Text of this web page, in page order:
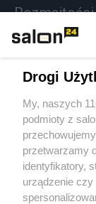
Rozmaitości
Sport
Kultura
Drogi
My, naszych
podmioty z
przetwarzamy
identyfikatory,
urządzenie czy